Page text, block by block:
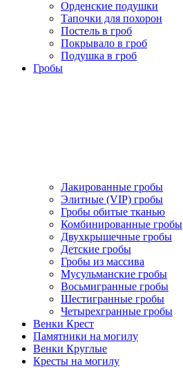
Орденские подушки
Тапочки для похорон
Постель в гроб
Покрывало в гроб
Подушка в гроб
Гробы
Лакированные гробы
Элитные (VIP) гробы
Гробы обитые тканью
Комбинированные гробы
Двухкрышечные гробы
Детские гробы
Гробы из массива
Мусульманские гробы
Восьмигранные гробы
Шестигранные гробы
Четырехгранные гробы
Венки Крест
Памятники на могилу
Венки Круглые
Кресты на могилу